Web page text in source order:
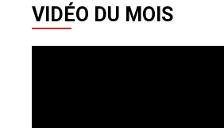
VIDÉO DU MOIS